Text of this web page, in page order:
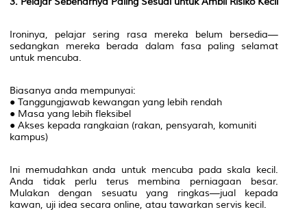
Ironinya, pelajar sering rasa mereka belum bersedia—
sedangkan mereka berada dalam fasa paling selamat
untuk mencuba.
Biasanya anda mempunyai:
● Tanggungjawab kewangan yang lebih rendah
● Masa yang lebih fleksibel
● Akses kepada rangkaian (rakan, pensyarah, komuniti
kampus)
Ini memudahkan anda untuk mencuba pada skala kecil.
Anda tidak perlu terus membina perniagaan besar.
Mulakan dengan sesuatu yang ringkas—jual kepada
kawan, uji idea secara online, atau tawarkan servis kecil.